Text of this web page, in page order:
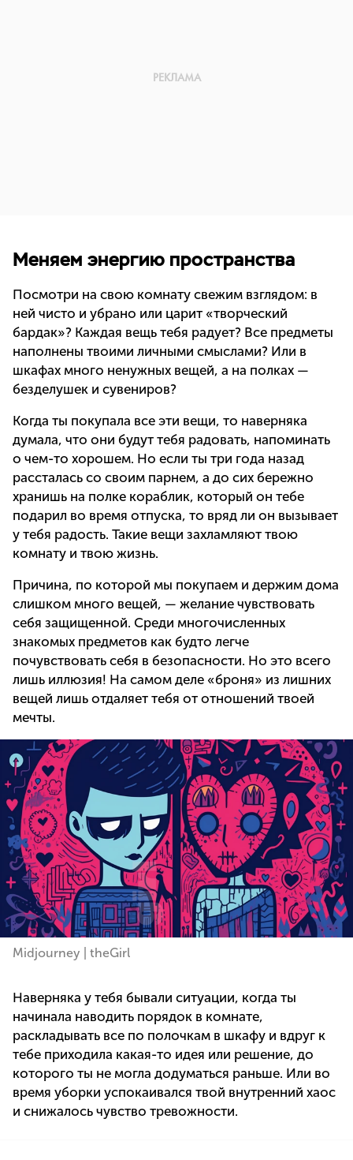
Меняем энергию пространства
Посмотри на свою комнату свежим взглядом: в
ней чисто и убрано или царит «творческий
бардак»? Каждая вещь тебя радует? Все предметы
наполнены твоими личными смыслами? Или в
шкафах много ненужных вещей, а на полках —
безделушек и сувениров?
Когда ты покупала все эти вещи, то наверняка
думала, что они будут тебя радовать, напоминать
о чем-то хорошем. Но если ты три года назад
рассталась со своим парнем, а до сих бережно
хранишь на полке кораблик, который он тебе
подарил во время отпуска, то вряд ли он вызывает
у тебя радость. Такие вещи захламляют твою
комнату и твою жизнь.
Причина, по которой мы покупаем и держим дома
слишком много вещей, — желание чувствовать
себя защищенной. Среди многочисленных
знакомых предметов как будто легче
почувствовать себя в безопасности. Но это всего
лишь иллюзия! На самом деле «броня» из лишних
вещей лишь отдаляет тебя от отношений твоей
мечты.
Midjourney | theGirl
Наверняка у тебя бывали ситуации, когда ты
начинала наводить порядок в комнате,
раскладывать все по полочкам в шкафу и вдруг к
тебе приходила какая-то идея или решение, до
которого ты не могла додуматься раньше. Или во
время уборки успокаивался твой внутренний хаос
и снижалось чувство тревожности.